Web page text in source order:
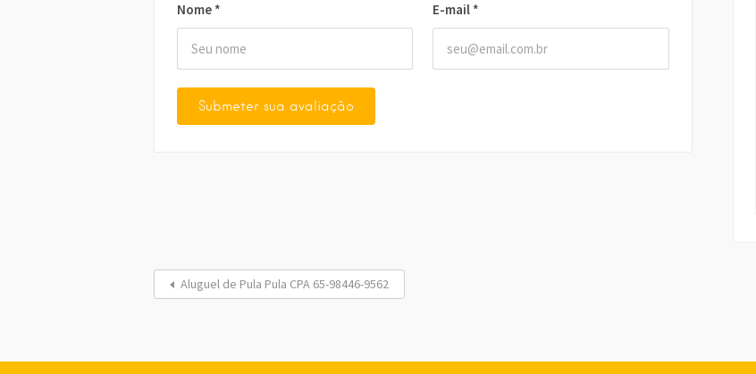
Nome * E-mail *
Aluguel de Pula Pula CPA 65-98446-9562